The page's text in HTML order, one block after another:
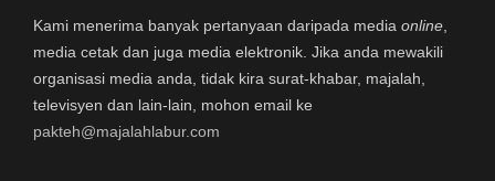
Kami menerima banyak pertanyaan daripada media online
media cetak dan juga media elektronik. Jika anda mewakili
organisasi media anda, tidak kira surat-khabar, majalah,
televisyen dan lain-lain, mohon email ke
pakteh@majalahlabur.com